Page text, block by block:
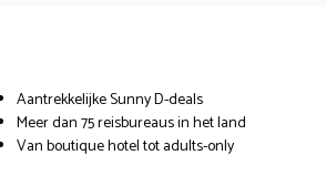
Aantrekkelijke Sunny D-deals
Meer dan 75 reisbureaus in het land
Van boutique hotel tot adults-only